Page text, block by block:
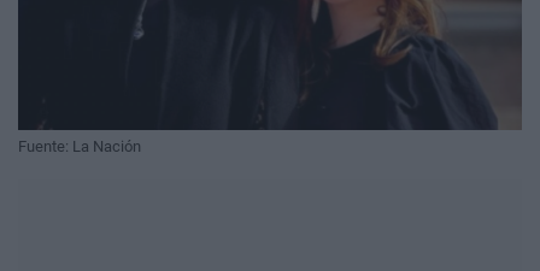
Fuente: La Nación